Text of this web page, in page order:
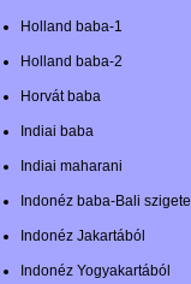
Holland baba-1
Holland baba-2
Horvát baba
Indiai baba
Indiai maharani
Indonéz baba-Bali szigete
Indonéz Jakartából
Indonéz Yogyakartából